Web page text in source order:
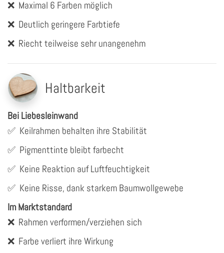
❌ Maximal 6 Farben möglich
❌ Deutlich geringere Farbtiefe
❌ Riecht teilweise sehr unangenehm
Haltbarkeit
Bei Liebesleinwand
✅ Keilrahmen behalten ihre Stabilität
✅ Pigmenttinte bleibt farbecht
✅ Keine Reaktion auf Luftfeuchtigkeit
✅ Keine Risse, dank starkem Baumwollgewebe
Im Marktstandard
❌ Rahmen verformen/verziehen sich
❌ Farbe verliert ihre Wirkung